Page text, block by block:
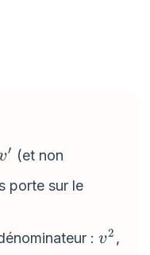
′ (et non
porte sur le
: v^{2}
v2 ,